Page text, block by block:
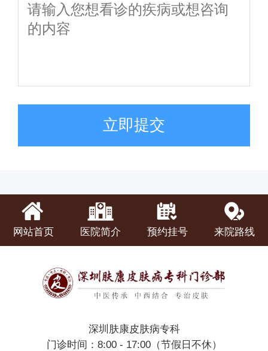
立即提交
网站首页 医院简介 预约挂号 来院路线
深圳肤康皮肤病专科
门诊时间：8:00 - 17:00（节假日不休）